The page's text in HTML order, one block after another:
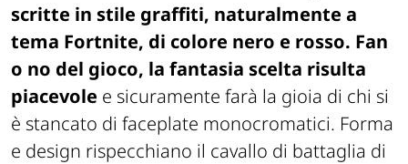
scritte in stile graffiti, naturalmente a
tema Fortnite, di colore nero e rosso. Fan
o no del gioco, la fantasia scelta risulta
piacevole e sicuramente farà la gioia di chi si
è stancato di faceplate monocromatici. Forma
e design rispecchiano il cavallo di battaglia di